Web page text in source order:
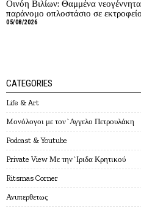
Οινόη Βιλίων: Θαμμένα
παράνομο οπλοστάσιο σε εκτροφείο
05/08/2026
CATEGORIES
Life & Art
Mονόλογοι με τον`Αγγελο Πετρουλάκη
Podcast & Youtube
Private View Με την`Ιριδα Κρητικού
Ritsmas Corner
Ανυπερθετως